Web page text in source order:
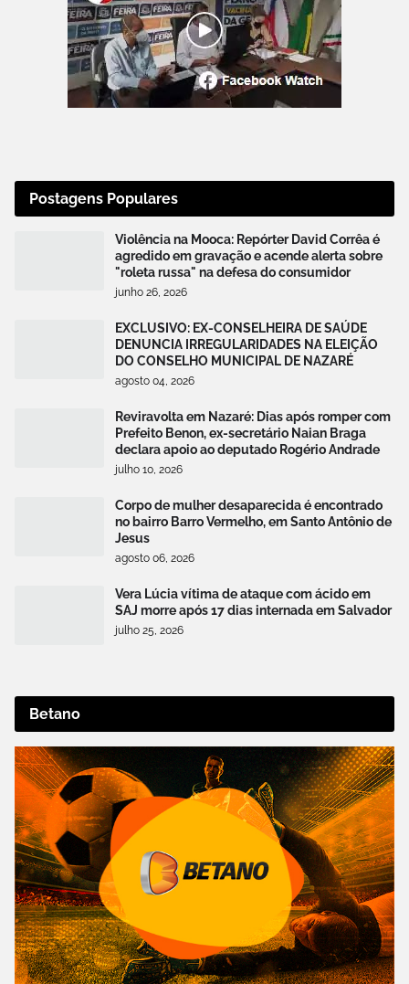
Postagens Populares
Violência na Mooca: Repórter David Corrêa é
agredido em gravação e acende alerta sobre
"roleta russa" na defesa do consumidor
junho 26, 2026
EXCLUSIVO: EX-CONSELHEIRA DE SAÚDE
DENUNCIA IRREGULARIDADES NA ELEIÇÃO
DO CONSELHO MUNICIPAL DE NAZARÉ
agosto 04, 2026
Reviravolta em Nazaré: Dias após romper com
Prefeito Benon, ex-secretário Naian Braga
declara apoio ao deputado Rogério Andrade
julho 10, 2026
Corpo de mulher desaparecida é encontrado
no bairro Barro Vermelho, em Santo Antônio de
Jesus
agosto 06, 2026
Vera Lúcia vítima de ataque com ácido em
SAJ morre após 17 dias internada em Salvador
julho 25, 2026
Betano